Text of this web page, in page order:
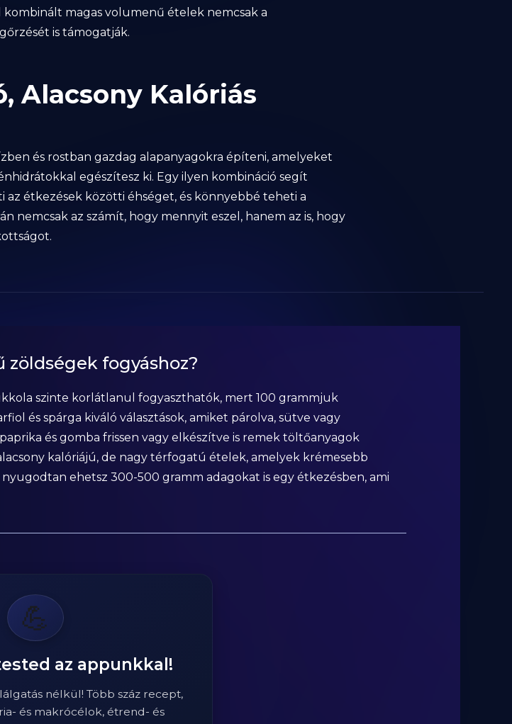
magas volumenű ételek nemcsak a
is támogatják.
Alacsony Kalóriás
és rostban gazdag alapanyagokra építeni, amelyeket
egészítesz ki. Egy ilyen kombináció segít
étkezések közötti éhséget, és könnyebbé teheti a
nemcsak az számít, hogy mennyit eszel, hanem az is, hogy
fogyáshoz?
szinte korlátlanul fogyaszthatók, mert 100 grammjuk
és spárga kiváló választások, amiket párolva, sütve vagy
és gomba frissen vagy elkészítve is remek töltőanyagok
kalóriájú, de nagy térfogatú ételek, amelyek krémesebb
ehetsz 300-500 gramm adagokat is egy étkezésben, ami
💪
az appunkkal!
nélkül! Több száz recept,
és makrócélok, étrend- és